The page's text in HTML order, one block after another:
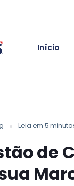
Início
Leia em 5
de